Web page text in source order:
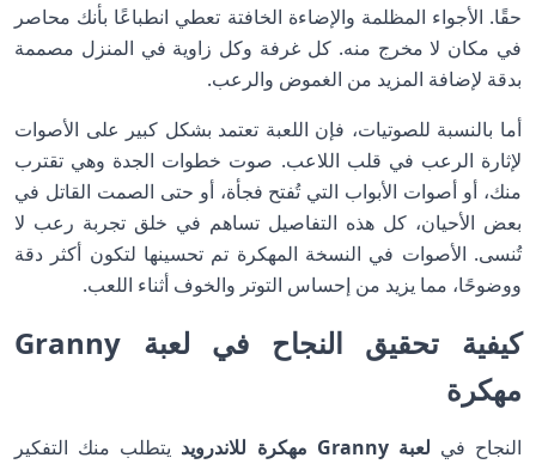
حقًا. الأجواء المظلمة والإضاءة الخافتة تعطي انطباعًا بأنك محاصر
في مكان لا مخرج منه. كل غرفة وكل زاوية في المنزل مصممة
بدقة لإضافة المزيد من الغموض والرعب.
أما بالنسبة للصوتيات، فإن اللعبة تعتمد بشكل كبير على الأصوات
لإثارة الرعب في قلب اللاعب. صوت خطوات الجدة وهي تقترب
منك، أو أصوات الأبواب التي تُفتح فجأة، أو حتى الصمت القاتل في
بعض الأحيان، كل هذه التفاصيل تساهم في خلق تجربة رعب لا
تُنسى. الأصوات في النسخة المهكرة تم تحسينها لتكون أكثر دقة
ووضوحًا، مما يزيد من إحساس التوتر والخوف أثناء اللعب.
كيفية تحقيق النجاح في لعبة Granny
مهكرة
النجاح في لعبة Granny مهكرة للاندرويد
يتطلب منك التفكير